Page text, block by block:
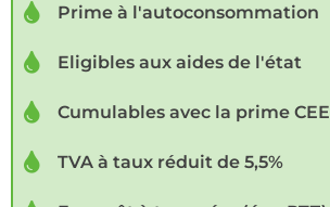
Prime à l'autoconsommation
Eligibles aux aides de l'état
Cumulables avec la prime CEE
TVA à taux réduit de 5,5%